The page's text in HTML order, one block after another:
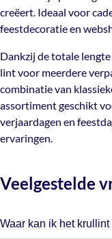
Dankzij de totale
voldoende lint voor
kleuren maakt dit
gelegenheid — van
bruiloften en luxe
creëert. Ideaal voor
feestdecoratie en
Dankzij de totale
lint voor meerdere
combinatie van
assortiment geschikt
verjaardagen en
ervaringen.
Veelgestelde
Waar kan ik het